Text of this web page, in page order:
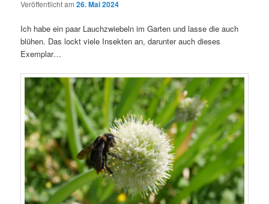
Veröffentlicht am26. Mai 2024
Ich habe ein paar Lauchzwiebeln im Garten und lasse die auch
blühen. Das lockt viele Insekten an, darunter auch dieses
Exemplar…